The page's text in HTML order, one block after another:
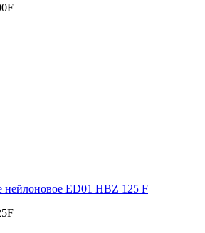
нейлоновое ED01 HBZ 125 F